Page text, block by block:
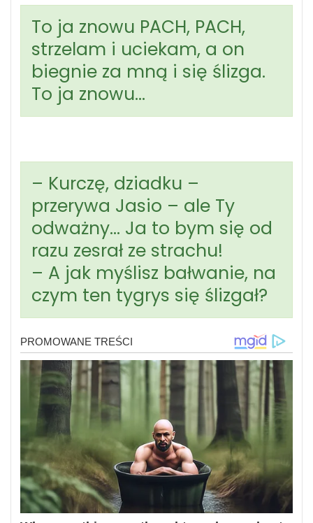
To ja znowu PACH, PACH,
strzelam i uciekam, a on
biegnie za mną i się ślizga.
To ja znowu…
– Kurczę, dziadku –
przerywa Jasio – ale Ty
odważny… Ja to bym się od
razu zesrał ze strachu!
– A jak myślisz bałwanie, na
czym ten tygrys się ślizgał?